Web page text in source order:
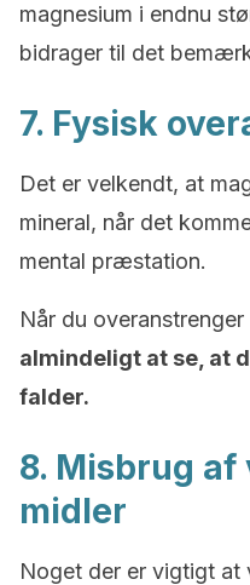
magnesium i endnu
bidrager til det
7. Fysisk
Det er velkendt, at
mineral, når det
mental præstation.
Når du
almindeligt at se, at
falder.
8. Misbrug
midler
Noget der er vigtigt at